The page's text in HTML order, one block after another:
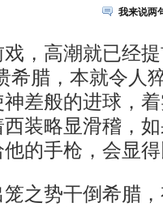
我来说两
高潮就已经提
希腊，本就令人
差般的进球，
装略显滑稽，
他的手枪，会显
势干倒希腊，